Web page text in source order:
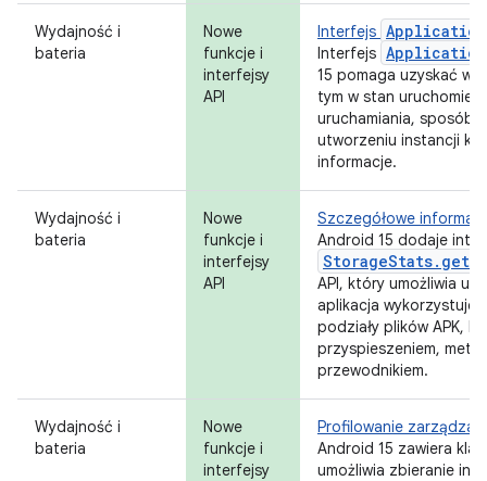
Wydajność i
bateria
Nowe
funkcje i
interfejsy
API
Interfejs
Interfejs
15 pomaga uzyskać
tym w stan
uruchamiania, sposób
utworzeniu instancji
informacje.
Wydajność i
bateria
Nowe
funkcje i
interfejsy
API
Szczegółowe
Android 15 dodaje
API, który umożliwia
aplikacja wykorzystuje
podziały plików APK,
przyspieszeniem,
przewodnikiem.
Wydajność i
bateria
Nowe
funkcje i
interfejsy
Profilowanie
Android 15 zawiera
umożliwia zbieranie